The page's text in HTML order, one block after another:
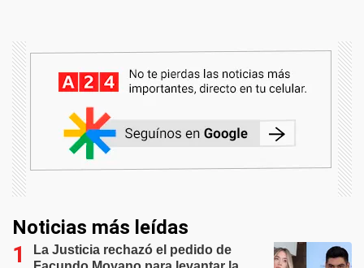
Noticias más leídas
La Justicia rechazó el pedido de